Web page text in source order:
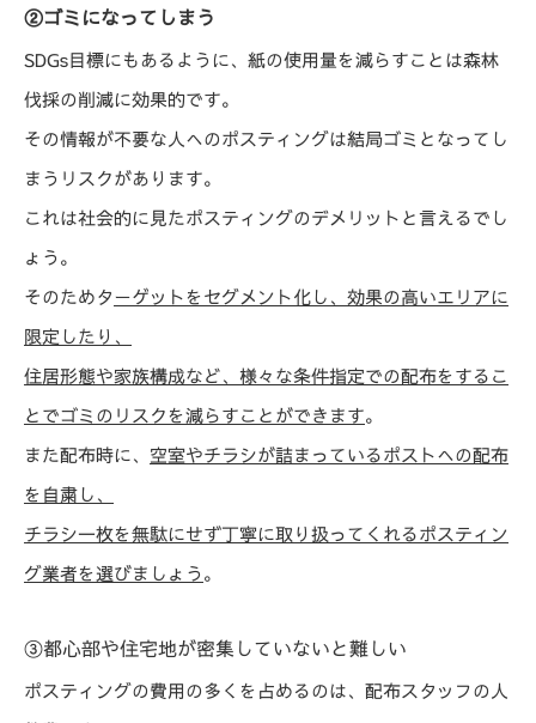
②ゴミになってしまう
SDGs目標にもあるように、紙の使用量を減らすことは森林
伐採の削減に効果的です。
その情報が不要な人へのポスティングは結局ゴミとなってし
まうリスクがあります。
これは社会的に見たポスティングのデメリットと言えるでし
ょう。
そのためタ ーゲットをセグメント化し、効果の高いエリアに
限定したり、
住居形態や家族構成など、様々な条件指定での配布をするこ
とでゴミのリスクを減らすことができます。
また配布時に、 空室やチラシが詰まっているポストへの配布
を自粛し、
チラシ一枚を無駄にせず丁寧に取り扱ってくれるポスティン
グ業者を選びましょう 。
③都心部や住宅地が密集していないと難しい
ポスティングの費用の多くを占めるのは、配布スタッフの人